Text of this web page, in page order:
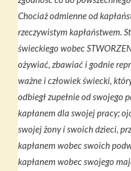
Chociaż odmienne od
rzeczywistym kapłaństwem.
świeckiego wobec
ożywiać, zbawiać i godnie
ważne i człowiek świecki,
odbiegł zupełnie od swojego
kapłanem dla swojej pracy;
swojej żony i swoich dzieci,
kapłanem wobec swoich
kapłanem wobec swojego